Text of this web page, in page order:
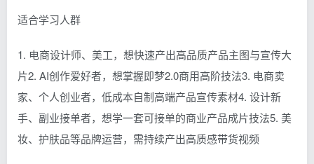
适合学习人群
1. 电商设计师、美工，想快速产出高品质产品主图与宣传大
片2. AI创作爱好者，想掌握即梦2.0商用高阶技法3. 电商卖
家、个人创业者，低成本自制高端产品宣传素材4. 设计新
手、副业接单者，想学一套可接单的商业产品成片技法5. 美
妆、护肤品等品牌运营，需持续产出高质感带货视频